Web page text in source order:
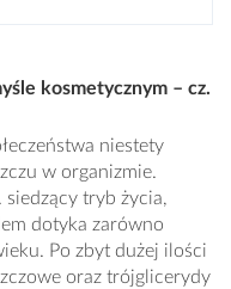
kosmetycznym – cz.
niestety
w organizmie.
tryb życia,
dotyka zarówno
Po zbyt dużej ilości
oraz trójglicerydy